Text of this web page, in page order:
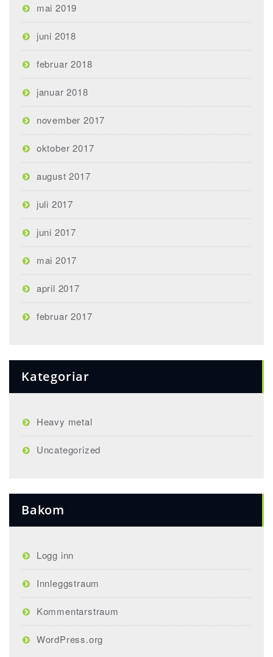
mai 2019
juni 2018
februar 2018
januar 2018
november 2017
oktober 2017
august 2017
juli 2017
juni 2017
mai 2017
april 2017
februar 2017
Kategoriar
Heavy metal
Uncategorized
Bakom
Logg inn
Innleggstraum
Kommentarstraum
WordPress.org